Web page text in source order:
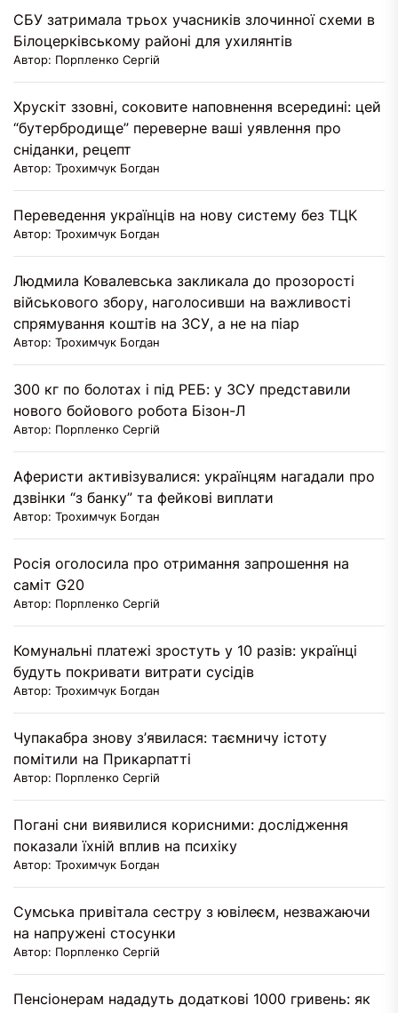
СБУ затримала трьох учасників злочинної схеми в
Білоцерківському районі для ухилянтів
Автор: Порпленко Сергій
Хрускіт ззовні, соковите наповнення всередині: цей
“бутербродище” переверне ваші уявлення про
сніданки, рецепт
Автор: Трохимчук Богдан
Переведення українців на нову систему без ТЦК
Автор: Трохимчук Богдан
Людмила Ковалевська закликала до прозорості
військового збору, наголосивши на важливості
спрямування коштів на ЗСУ, а не на піар
Автор: Трохимчук Богдан
300 кг по болотах і під РЕБ: у ЗСУ представили
нового бойового робота Бізон-Л
Автор: Порпленко Сергій
Аферисти активізувалися: українцям нагадали про
дзвінки “з банку” та фейкові виплати
Автор: Трохимчук Богдан
Росія оголосила про отримання запрошення на
саміт G20
Автор: Порпленко Сергій
Комунальні платежі зростуть у 10 разів: українці
будуть покривати витрати сусідів
Автор: Трохимчук Богдан
Чупакабра знову з’явилася: таємничу істоту
помітили на Прикарпатті
Автор: Порпленко Сергій
Погані сни виявилися корисними: дослідження
показали їхній вплив на психіку
Автор: Трохимчук Богдан
Сумська привітала сестру з ювілеєм, незважаючи
на напружені стосунки
Автор: Порпленко Сергій
Пенсіонерам нададуть додаткові 1000 гривень: як